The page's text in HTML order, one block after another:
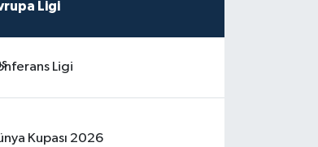
Ligi
Ligi
Kupası 2026